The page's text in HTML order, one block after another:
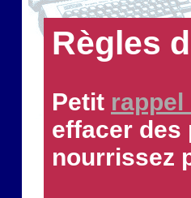
Règles
Petit
effacer des
nourrissez